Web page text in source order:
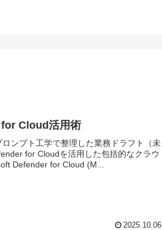
Cloud活用術
ンプト工学で整理した業務ドラフト（未
for Cloudを活用した包括的なクラウ
Defender for Cloud (M...
2025.10.06